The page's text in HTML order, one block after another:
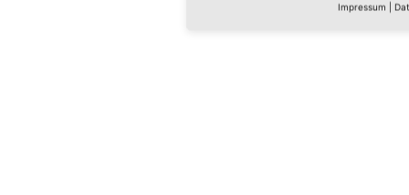
Impressum |